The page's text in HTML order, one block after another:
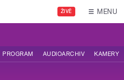
ŽIVĚ MENU
PROGRAM AUDIOARCHIV KAMERY